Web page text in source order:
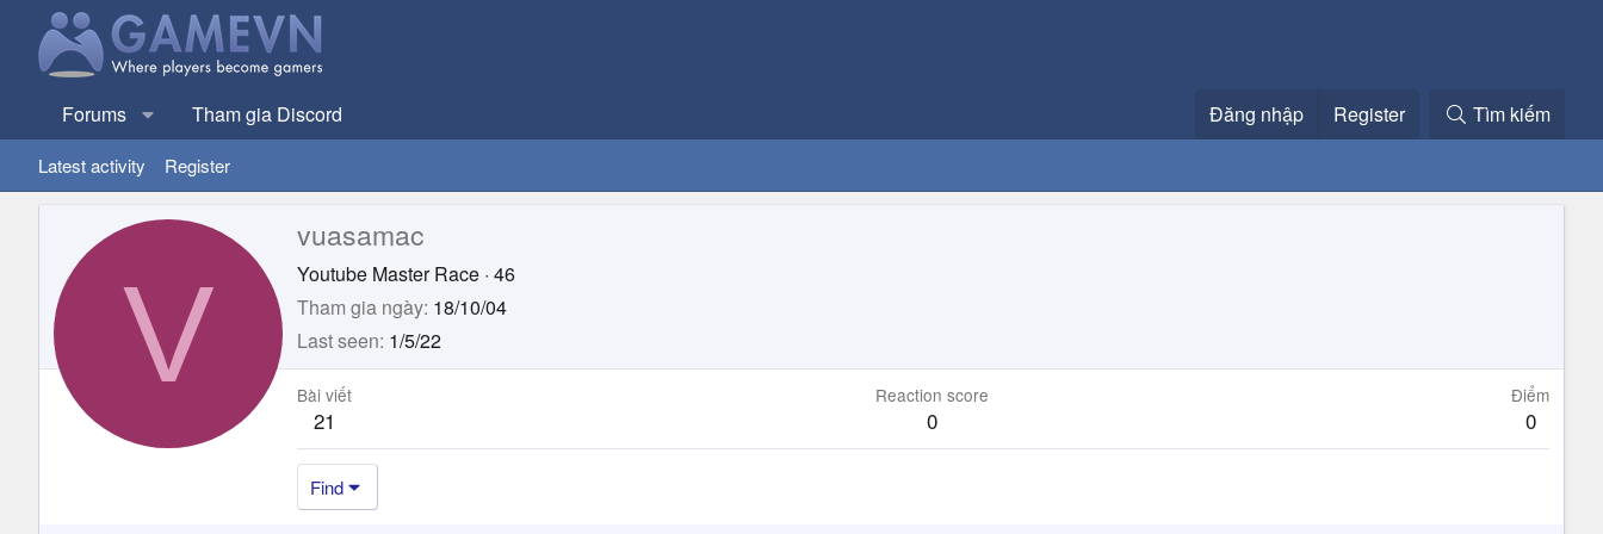
Forums Tham gia Discord Đăng nhập Register Tìm kiếm
Latest activity Register
V
vuasamac
Youtube Master Race · 46
Tham gia ngày 18/10/04
Last seen 1/5/22
Bài viết
21
Reaction score
0
Điểm
0
Find